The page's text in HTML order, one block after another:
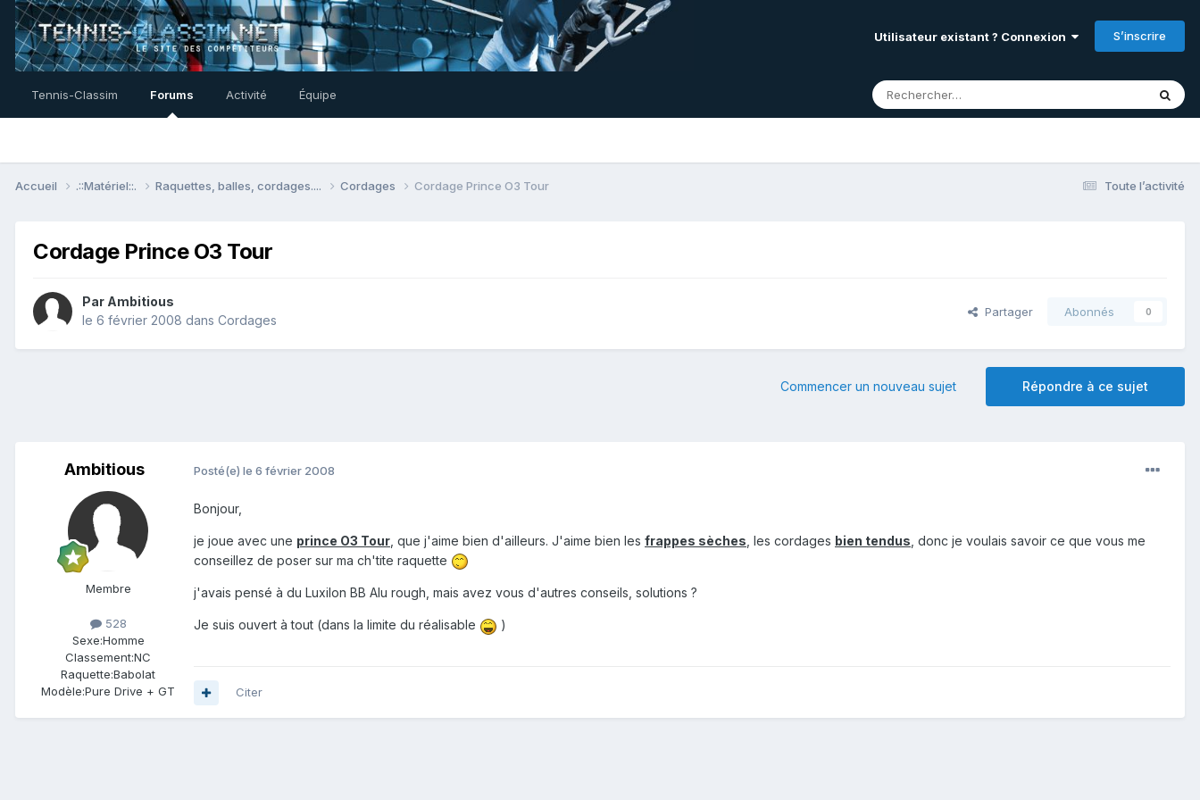
Utilisateur existant ? Connexion S’inscrire
Tennis-Classim Forums Activité Équipe
Toute l’activité
Accueil .::Matériel::. Raquettes, balles, cordages.... Cordages Cordage Prince O3 Tour
Cordage Prince O3 Tour
Par Ambitious
le 6 février 2008 dans Cordages
Partager Abonnés 0
Répondre à ce sujet
Commencer un nouveau sujet
Ambitious
Membre
528
Sexe:Homme
Classement:NC
Raquette:Babolat
Modèle:Pure Drive + GT
Posté(e) le 6 février 2008
Bonjour,
je joue avec une prince O3 Tour , que j'aime bien d'ailleurs. J'aime bien les frappes sèches , les cordages bien tendus , donc je voulais savoir ce que vous me
conseillez de poser sur ma ch'tite raquette
j'avais pensé à du Luxilon BB Alu rough, mais avez vous d'autres conseils, solutions ?
Je suis ouvert à tout (dans la limite du réalisable )
Citer